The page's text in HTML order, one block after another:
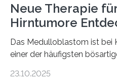
Neue Therapie
Hirntumore
Das Medulloblastom ist bei
einer der häufigsten
Betroffenen können mit
23.10.2025